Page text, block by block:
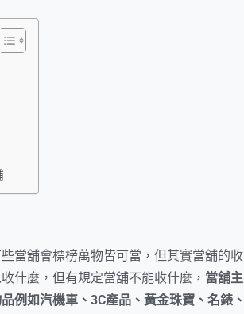
當舖會標榜萬物皆可當，但其實當舖的
什麼，但有規定當舖不能收什麼， 當舖
例如汽機車、3C產品、黃金珠寶、名錶